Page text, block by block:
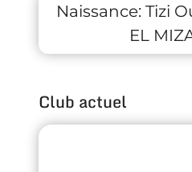
Naissance: Tizi
EL
Club actuel